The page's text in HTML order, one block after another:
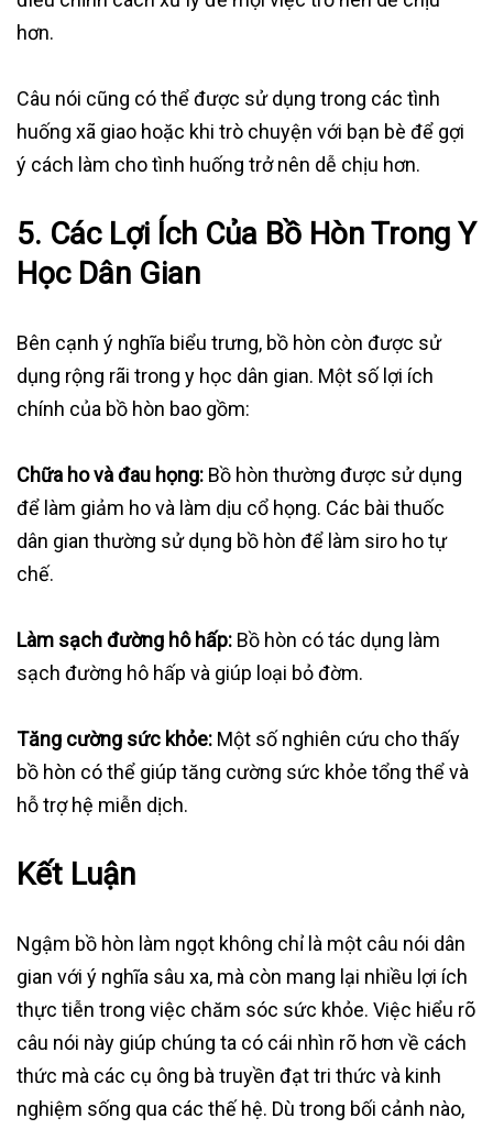
hơn.
Câu nói cũng có thể được sử dụng trong các tình
huống xã giao hoặc khi trò chuyện với bạn bè để gợi
ý cách làm cho tình huống trở nên dễ chịu hơn.
5. Các Lợi Ích Của Bồ Hòn Trong Y
Học Dân Gian
Bên cạnh ý nghĩa biểu trưng, bồ hòn còn được sử
dụng rộng rãi trong y học dân gian. Một số lợi ích
chính của bồ hòn bao gồm:
Chữa ho và đau họng: Bồ hòn thường được sử dụng
để làm giảm ho và làm dịu cổ họng. Các bài thuốc
dân gian thường sử dụng bồ hòn để làm siro ho tự
chế.
Làm sạch đường hô hấp: Bồ hòn có tác dụng làm
sạch đường hô hấp và giúp loại bỏ đờm.
Tăng cường sức khỏe: Một số nghiên cứu cho thấy
bồ hòn có thể giúp tăng cường sức khỏe tổng thể và
hỗ trợ hệ miễn dịch.
Kết Luận
Ngậm bồ hòn làm ngọt không chỉ là một câu nói dân
gian với ý nghĩa sâu xa, mà còn mang lại nhiều lợi ích
thực tiễn trong việc chăm sóc sức khỏe. Việc hiểu rõ
câu nói này giúp chúng ta có cái nhìn rõ hơn về cách
thức mà các cụ ông bà truyền đạt tri thức và kinh
nghiệm sống qua các thế hệ. Dù trong bối cảnh nào,